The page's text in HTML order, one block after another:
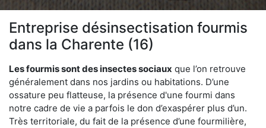
Entreprise désinsectisation fourmis
dans la Charente (16)
Les fourmis sont des insectes sociaux que l’on retrouve
généralement dans nos jardins ou habitations. D’une
ossature peu flatteuse, la présence d'une fourmi dans
notre cadre de vie a parfois le don d’exaspérer plus d’un.
Très territoriale, du fait de la présence d’une fourmilière,